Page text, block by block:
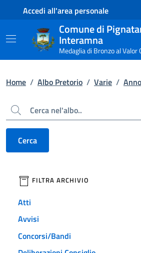
Contenuto principale
Piede di paginaAccedi all'area personale
Comune di
Interamna
Medaglia di Bronzo al Valor
Home / Albo Pretorio / Varie /
Cerca
Cerca
filtri da applicare
FILTRA ARCHIVIO
Atti
Avvisi
Concorsi/Bandi